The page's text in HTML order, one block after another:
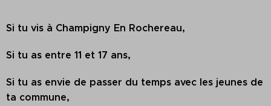
Si tu vis à Champigny En Rochereau,
Si tu as entre 11 et 17 ans,
Si tu as envie de passer du temps avec les jeunes de
ta commune,